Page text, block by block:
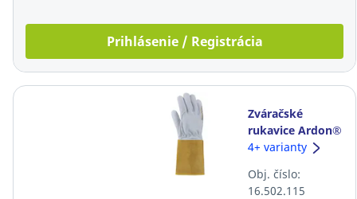
Prihlásenie / Registrácia
Zváračské
rukavice Ardon®
4TIG, veľkosť 9,
párov
4+ varianty
Obj. číslo:
16.502.115